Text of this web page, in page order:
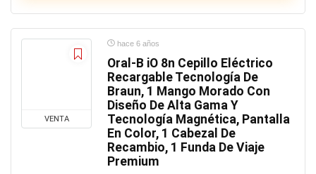
VENTA
hace 6 años
Oral-B iO 8n Cepillo Eléctrico
Recargable Tecnología De
Braun, 1 Mango Morado Con
Diseño De Alta Gama Y
Tecnología Magnética, Pantalla
En Color, 1 Cabezal De
Recambio, 1 Funda De Viaje
Premium